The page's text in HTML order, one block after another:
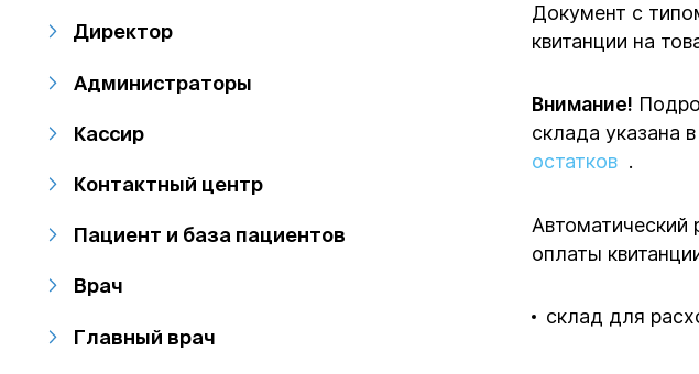
Директор
Администраторы
Кассир
Контактный центр
Пациент и база пациентов
Врач
Главный врач
Документ с
квитанции на
Внимание!
склада указана
остатков .
Автоматический
оплаты
склад для